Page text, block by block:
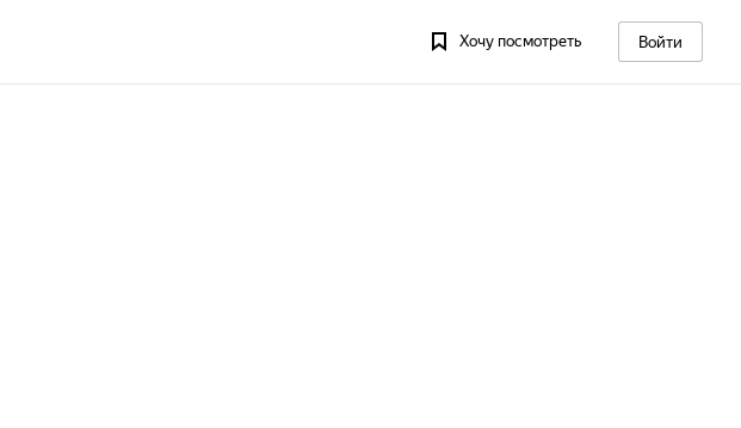
Хочу посмотреть Войти